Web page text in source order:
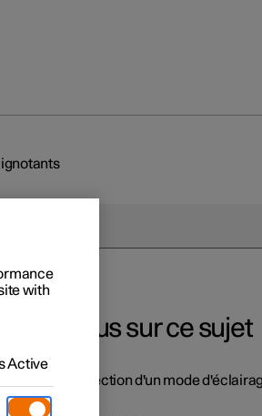
de financement
Plus sur ce sujet
with
Active